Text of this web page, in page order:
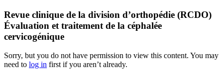
Revue clinique de la division d’orthopédie (RCDO)
Évaluation et traitement de la céphalée
cervicogénique
Sorry, but you do not have permission to view this content. You may
need to log in first if you aren’t already.